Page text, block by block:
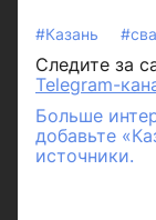
#Казань
Следите за
Telegram-
Больше
добавьте
источники.